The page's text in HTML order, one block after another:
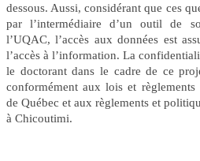
dessous. Aussi, considérant que ces
par l’intermédiaire d’un outil de
l’UQAC, l’accès aux données est
l’accès à l’information. La
le doctorant dans le cadre de ce
conformément aux lois et
de Québec et aux règlements et
à Chicoutimi.